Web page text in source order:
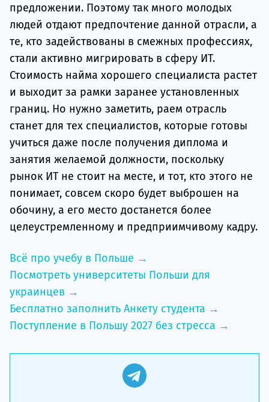
предложении. Поэтому так много молодых
людей отдают предпочтение данной отрасли, а
те, кто задействованы в смежных профессиях,
стали активно мигрировать в сферу ИТ.
Стоимость найма хорошего специалиста растет
и выходит за рамки заранее установленных
границ. Но нужно заметить, раем отрасль
станет для тех специалистов, которые готовы
учиться даже после получения диплома и
занятия желаемой должности, поскольку
рынок ИТ не стоит на месте, и тот, кто этого не
понимает, совсем скоро будет выброшен на
обочину, а его место достанется более
целеустремленному и предприимчивому кадру.
Всё про учебу в Польше →
Посмотреть университеты Польши для
украинцев →
Бесплатно заполнить Анкету студента →
Поступление в Польшу 2027 без стресса →